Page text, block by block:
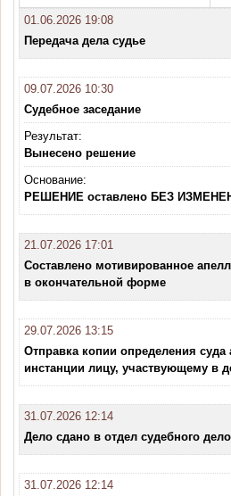
01.06.2026 19:08
Передача дела судье
09.07.2026 10:30
Судебное заседание
Результат:
Вынесено решение
Основание:
РЕШЕНИЕ оставлено БЕЗ
21.07.2026 17:01
Составлено мотивированное
в окончательной форме
29.07.2026 13:15
Отправка копии определения
инстанции лицу, участвующему в
31.07.2026 12:14
Дело сдано в отдел судебного
31.07.2026 12:14